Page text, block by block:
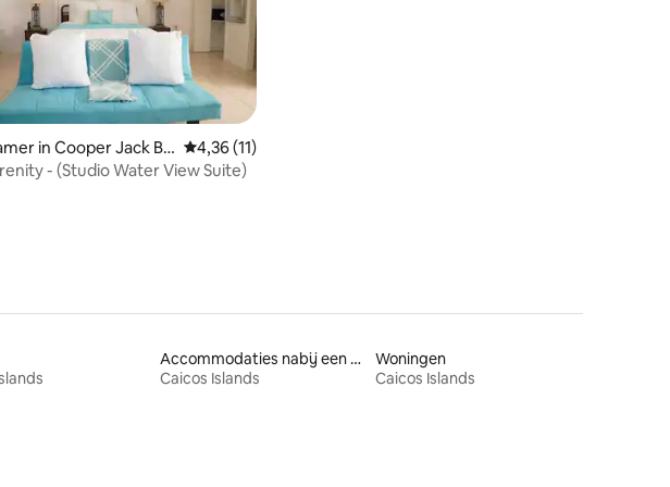
van 4,94 op 5, 65 recensies
in Cooper Jack Ba
Gemiddelde beoordeling van 4,36 op 5, 11 recensies
4,36 (11)
- (Studio Water View Suite)
Accommodaties nabij een meer
Caicos Islands
Woningen
Caicos Islands